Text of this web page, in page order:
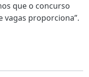
que o concurso
vagas proporciona”.